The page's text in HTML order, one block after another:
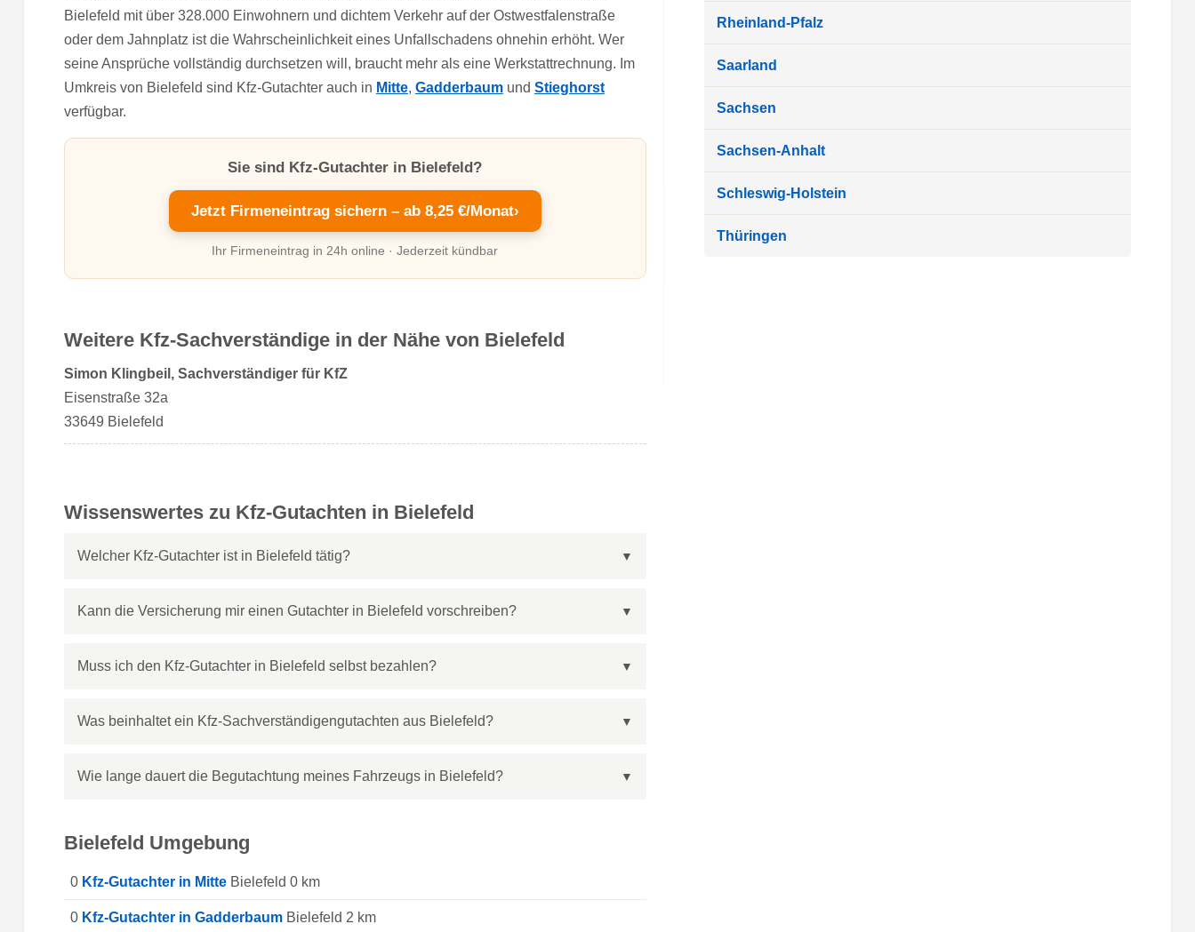
Bielefeld mit über 328.000 Einwohnern und dichtem Verkehr auf der Ostwestfalenstraße
oder dem Jahnplatz ist die Wahrscheinlichkeit eines Unfallschadens ohnehin erhöht. Wer
seine Ansprüche vollständig durchsetzen will, braucht mehr als eine Werkstattrechnung. Im
Umkreis von Bielefeld sind Kfz-Gutachter auch in Mitte, Gadderbaumund Stieghorst
verfügbar.
Sie sind Kfz-Gutachter in Bielefeld?
Jetzt Firmeneintrag sichern – ab 8,25 €/Monat›
Ihr Firmeneintrag in 24h online · Jederzeit kündbar
Weitere Kfz-Sachverständige in der Nähe von Bielefeld
Simon Klingbeil, Sachverständiger für KfZ
Eisenstraße 32a
33649 Bielefeld
Wissenswertes zu Kfz-Gutachten in Bielefeld
Welcher Kfz-Gutachter ist in Bielefeld tätig?
Kann die Versicherung mir einen Gutachter in Bielefeld vorschreiben?
Muss ich den Kfz-Gutachter in Bielefeld selbst bezahlen?
Was beinhaltet ein Kfz-Sachverständigengutachten aus Bielefeld?
Wie lange dauert die Begutachtung meines Fahrzeugs in Bielefeld?
Bielefeld Umgebung
0 Kfz-Gutachter in MitteBielefeld 0 km
0 Kfz-Gutachter in GadderbaumBielefeld 2 km
Rheinland-Pfalz
Saarland
Sachsen
Sachsen-Anhalt
Schleswig-Holstein
Thüringen